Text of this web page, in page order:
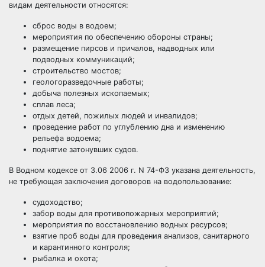
видам деятельности относятся:
сброс воды в водоем;
мероприятия по обеспечению обороны страны;
размещение пирсов и причалов, надводных или
подводных коммуникаций;
строительство мостов;
геологоразведочные работы;
добыча полезных ископаемых;
сплав леса;
отдых детей, пожилых людей и инвалидов;
проведение работ по углублению дна и изменению
рельефа водоема;
поднятие затонувших судов.
В Водном кодексе от 3.06 2006 г. N 74-ФЗ указана деятельность,
не требующая заключения договоров на водопользование:
судоходство;
забор воды для противопожарных мероприятий;
мероприятия по восстановлению водных ресурсов;
взятие проб воды для проведения анализов, санитарного
и карантинного контроля;
рыбалка и охота;